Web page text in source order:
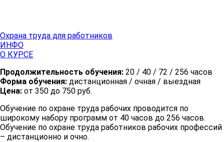
Охрана труда для работников
ИНФО
О КУРСЕ
Продолжительность обучения: 20 / 40 / 72 / 256 часов
Форма обучения: дистанционная / очная / выездная
Цена: от 350 до 750 руб.
Обучение по охране труда рабочих проводится по
широкому набору программ от 40 часов до 256 часов.
Обучение по охране труда работников рабочих профессий
– дистанционно и очно.